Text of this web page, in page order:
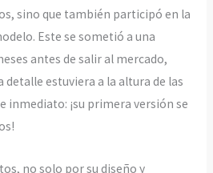
sino que también participó en la
Este se sometió a una
antes de salir al mercado,
detalle estuviera a la altura de las
inmediato: ¡su primera versión se
no solo por su diseño y